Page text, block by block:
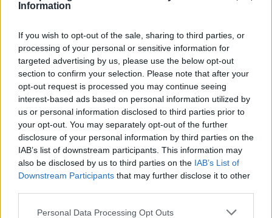
Information
If you wish to opt-out of the sale, sharing to third parties, or
processing of your personal or sensitive information for
targeted advertising by us, please use the below opt-out
section to confirm your selection. Please note that after your
opt-out request is processed you may continue seeing
interest-based ads based on personal information utilized by
us or personal information disclosed to third parties prior to
your opt-out. You may separately opt-out of the further
disclosure of your personal information by third parties on the
IAB’s list of downstream participants. This information may
also be disclosed by us to third parties on the IAB’s List of
Downstream Participants that may further disclose it to other
Personal Data Processing Opt Outs
ΡΟΗ ΕΙΔΗΣΕΩΝ
ΕΙΔΗΣΕΙΣ 05 Αυγούστου 2026 20:31
ασθενοφόρα, Ογκολογική Κλινική και ανακαινισμένο
Κέντρο Υγείας